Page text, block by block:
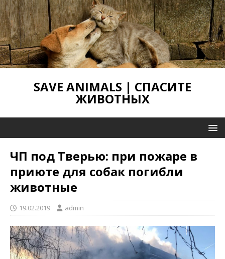
SAVE ANIMALS | СПАСИТЕ
ЖИВОТНЫХ
ЧП под Тверью: при пожаре в
приюте для собак погибли
животные
19.02.2019 admin